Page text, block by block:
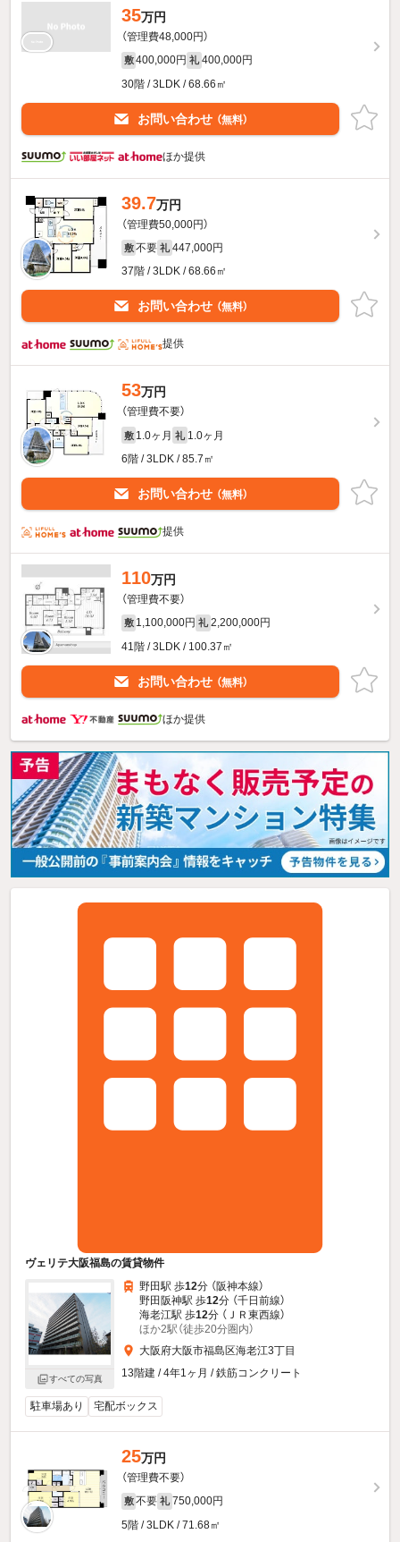
35万円
（管理費48,000円）
敷 400,000円 礼 400,000円
30階 / 3LDK / 68.66㎡
お問い合わせ （無料）
ほか提供
39.7万円
（管理費50,000円）
敷 不要 礼 447,000円
37階 / 3LDK / 68.66㎡
お問い合わせ （無料）
提供
53万円
（管理費不要）
敷 1.0ヶ月 礼 1.0ヶ月
6階 / 3LDK / 85.7㎡
お問い合わせ （無料）
提供
110万円
（管理費不要）
敷 1,100,000円 礼 2,200,000円
41階 / 3LDK / 100.37㎡
お問い合わせ （無料）
ほか提供
ヴェリテ大阪福島の賃貸物件
すべての写真
野田駅 歩12分 （阪神本線）
野田阪神駅 歩12分 （千日前線）
海老江駅 歩12分 （ＪＲ東西線）
ほか2駅（徒歩20分圏内）
大阪府大阪市福島区海老江3丁目
13階建 / 4年1ヶ月 / 鉄筋コンクリート
駐車場あり 宅配ボックス
25万円
（管理費不要）
敷 不要 礼 750,000円
5階 / 3LDK / 71.68㎡